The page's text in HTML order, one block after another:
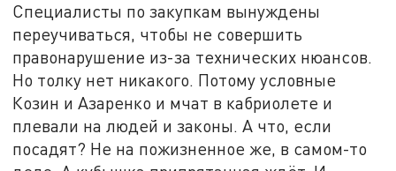
Специалисты по закупкам вынуждены
переучиваться, чтобы не совершить
правонарушение из-за технических нюансов.
Но толку нет никакого. Потому условные
Козин и Азаренко и мчат в кабриолете и
плевали на людей и законы. А что, если
посадят? Не на пожизненное же, в самом-то